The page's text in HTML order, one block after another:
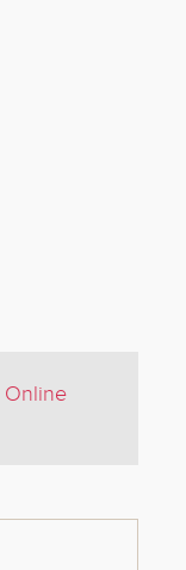
Online